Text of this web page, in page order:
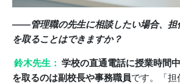
――管理職の先生に相談したい場合、担
を取ることはできますか？
鈴木先生： 学校の直通電話に授業時間
を取るのは副校長や事務職員です。「担